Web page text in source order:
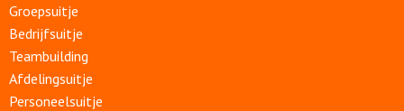
Groepsuitje
Bedrijfsuitje
Teambuilding
Afdelingsuitje
Personeelsuitje